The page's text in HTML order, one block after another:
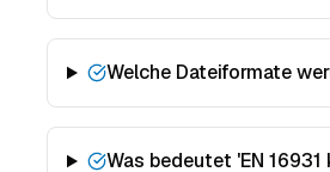
Welche Dateiformate
Was bedeutet 'EN